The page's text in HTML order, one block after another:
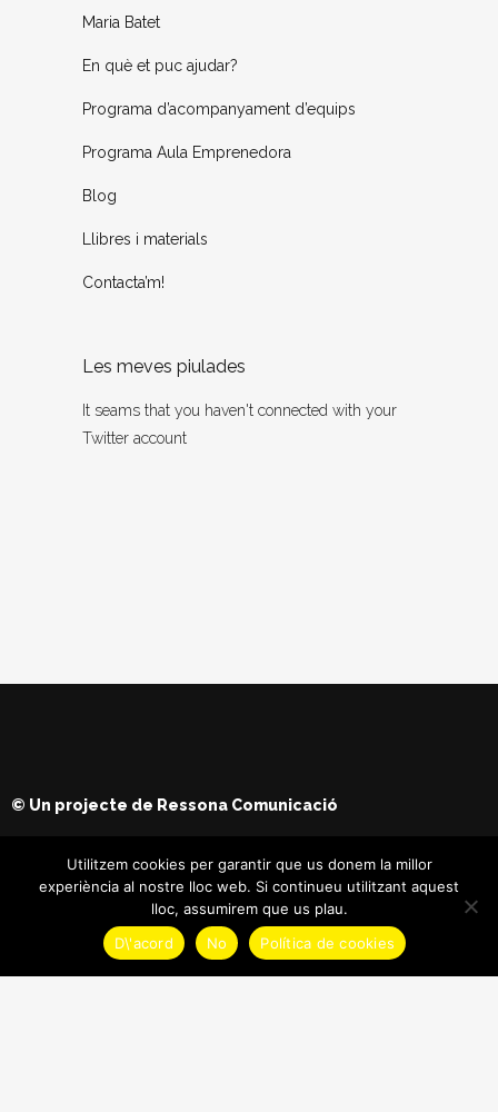
Maria Batet
En què et puc ajudar?
Programa d’acompanyament d’equips
Programa Aula Emprenedora
Blog
Llibres i materials
Contacta’m!
Les meves piulades
It seams that you haven't connected with your
Twitter account
© Un projecte de Ressona Comunicació
Utilitzem cookies per garantir que us donem la millor
experiència al nostre lloc web. Si continueu utilitzant aquest
lloc, assumirem que us plau.
D\'acord
No Política de cookies